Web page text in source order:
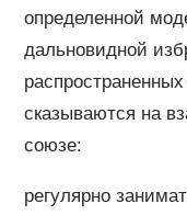
определенной
дальновидной
сказываются на
союзе:
регулярно